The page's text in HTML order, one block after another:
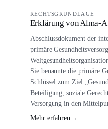
RECHTSGRUNDLAGE
Erklärung von Alma-
Abschlussdokument der
primäre
Sie benannte die primäre
Schlüssel zum Ziel
Beteiligung, soziale
Versorgung in den
Mehr erfahren →